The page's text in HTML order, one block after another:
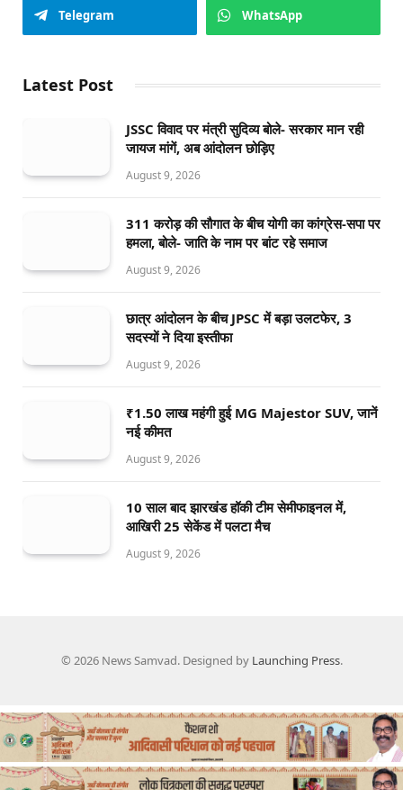
Telegram WhatsApp
Latest Post
JSSC विवाद पर मंत्री सुदिव्य बोले- सरकार मान रही
जायज मांगें, अब आंदोलन छोड़िए
August 9, 2026
311 करोड़ की सौगात के बीच योगी का कांग्रेस-सपा पर
हमला, बोले- जाति के नाम पर बांट रहे समाज
August 9, 2026
छात्र आंदोलन के बीच JPSC में बड़ा उलटफेर, 3
सदस्यों ने दिया इस्तीफा
August 9, 2026
₹1.50 लाख महंगी हुई MG Majestor SUV, जानें
नई कीमत
August 9, 2026
10 साल बाद झारखंड हॉकी टीम सेमीफाइनल में,
आखिरी 25 सेकेंड में पलटा मैच
August 9, 2026
© 2026 News Samvad. Designed by Launching Press.